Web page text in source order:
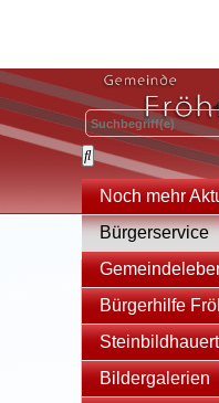
Noch mehr
Bürgerservice
Bürgerhilfe
Bildergalerien